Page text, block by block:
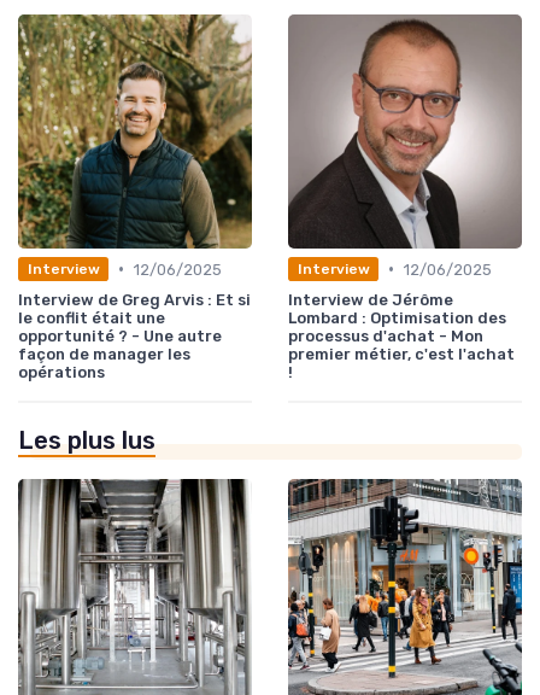
Interview • 12/06/2025
Interview de Greg Arvis : Et si
le conflit était une
opportunité ? - Une autre
façon de manager les
opérations
Interview • 12/06/2025
Interview de Jérôme
Lombard : Optimisation des
processus d'achat - Mon
premier métier, c'est l'achat
!
Les plus lus